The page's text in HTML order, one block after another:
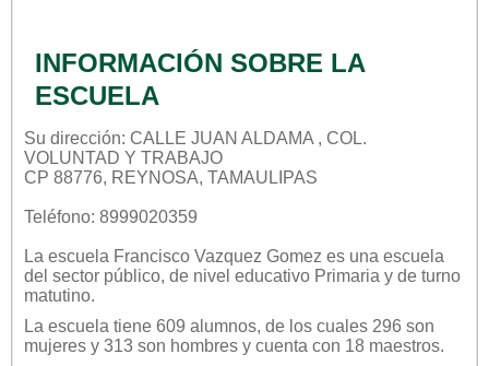
INFORMACIÓN SOBRE LA
ESCUELA
Su dirección: CALLE JUAN ALDAMA , COL.
VOLUNTAD Y TRABAJO
CP 88776, REYNOSA, TAMAULIPAS
Teléfono: 8999020359
La escuela Francisco Vazquez Gomez es una escuela
del sector público, de nivel educativo Primaria y de turno
matutino.
La escuela tiene 609 alumnos, de los cuales 296 son
mujeres y 313 son hombres y cuenta con 18 maestros.